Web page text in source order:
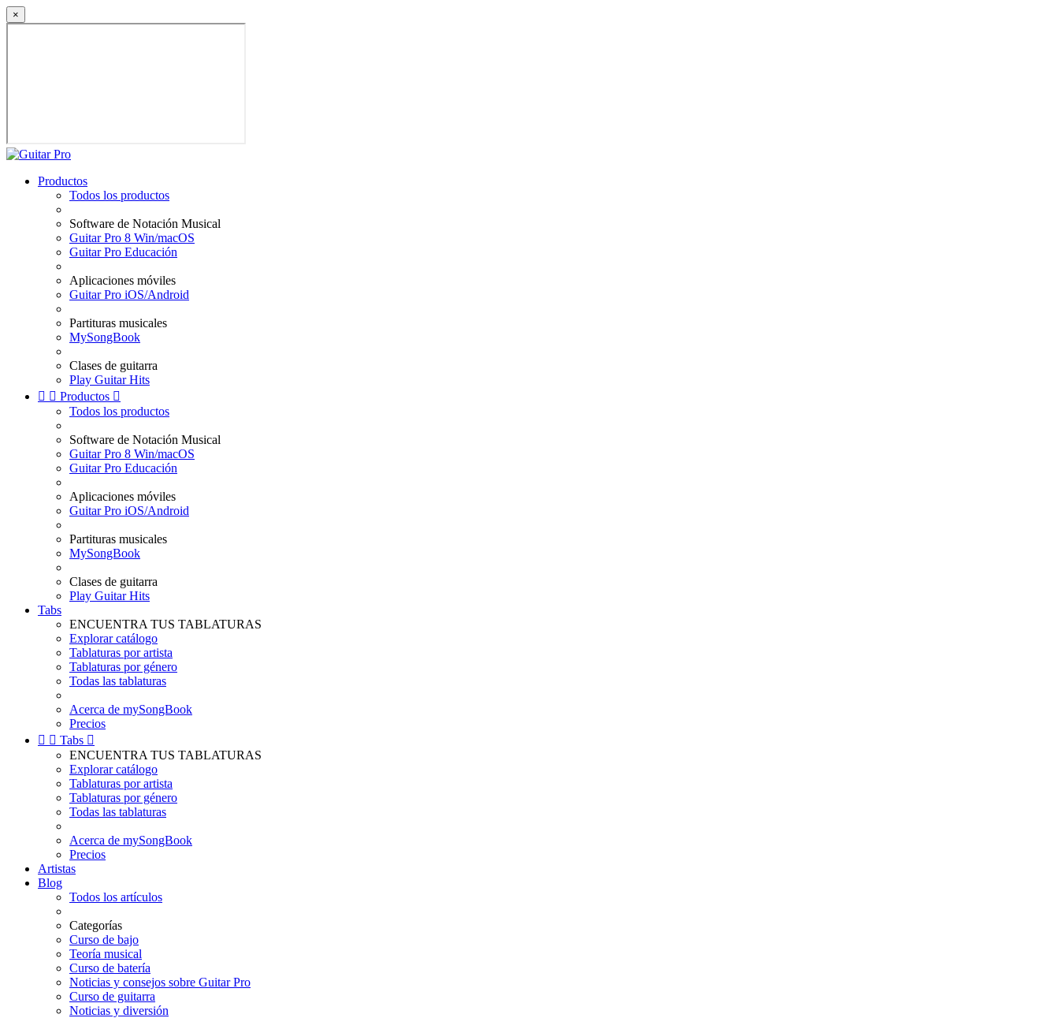
×
Productos
Todos los productos
Software de Notación Musical
Guitar Pro 8 Win/macOS
Guitar Pro Educación
Aplicaciones móviles
Guitar Pro iOS/Android
Partituras musicales
MySongBook
Clases de guitarra
Play Guitar Hits
  Productos 
Todos los productos
Software de Notación Musical
Guitar Pro 8 Win/macOS
Guitar Pro Educación
Aplicaciones móviles
Guitar Pro iOS/Android
Partituras musicales
MySongBook
Clases de guitarra
Play Guitar Hits
Tabs
ENCUENTRA TUS TABLATURAS
Explorar catálogo
Tablaturas por artista
Tablaturas por género
Todas las tablaturas
Acerca de mySongBook
Precios
  Tabs 
ENCUENTRA TUS TABLATURAS
Explorar catálogo
Tablaturas por artista
Tablaturas por género
Todas las tablaturas
Acerca de mySongBook
Precios
Artistas
Blog
Todos los artículos
Categorías
Curso de bajo
Teoría musical
Curso de batería
Noticias y consejos sobre Guitar Pro
Curso de guitarra
Noticias y diversión